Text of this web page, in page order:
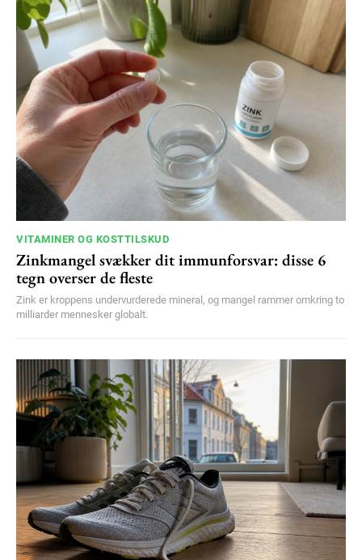
VITAMINER OG KOSTTILSKUD
Zinkmangel svækker dit immunforsvar: disse 6
tegn overser de fleste
Zink er kroppens undervurderede mineral, og mangel rammer omkring to
milliarder mennesker globalt.